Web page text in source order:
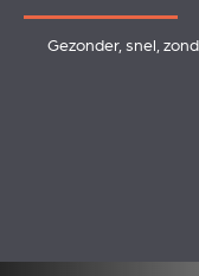
Gezonder, snel,